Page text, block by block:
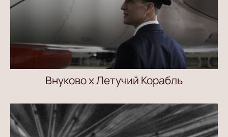
Внуково х Летучий Корабль